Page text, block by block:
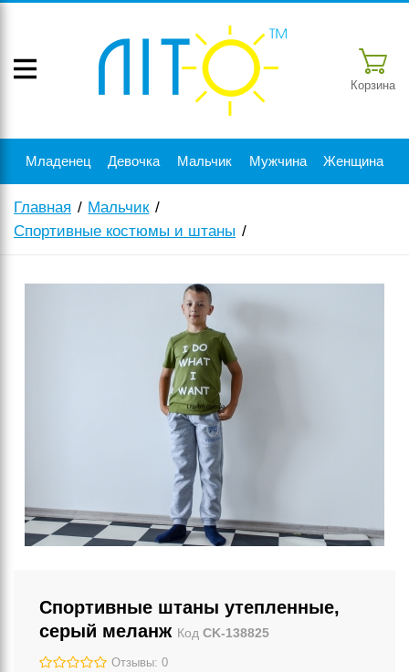
Корзина
Младенец Девочка Мальчик Мужчина Женщина
Главная
Мальчик
Спортивные костюмы и штаны
Спортивные штаны утепленные,
серый меланж Код CK-138825
Отзывы: 0